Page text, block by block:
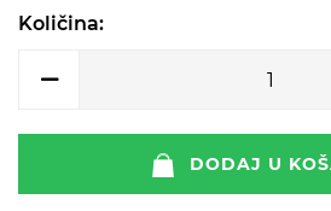
Količina:
DODAJ U